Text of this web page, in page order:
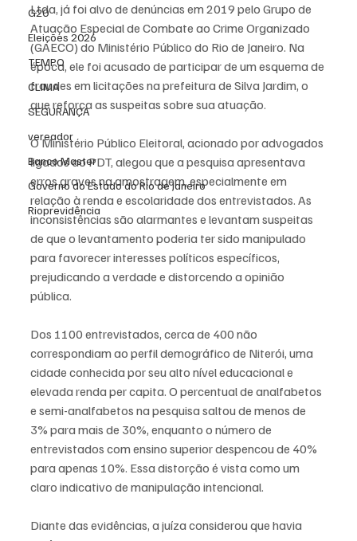
G20
Eleições 2026
TEMPO
CLIMA
SEGURANÇA
vereador
Banco Master
Governo do Estado do Rio de Janeiro
Rioprevidência
Ltda, já foi alvo de denúncias em 2019 pelo Grupo de
Atuação Especial de Combate ao Crime Organizado
(GAECO) do Ministério Público do Rio de Janeiro. Na
época, ele foi acusado de participar de um esquema de
fraudes em licitações na prefeitura de Silva Jardim, o
que reforça as suspeitas sobre sua atuação.
O Ministério Público Eleitoral, acionado por advogados
ligados ao PDT, alegou que a pesquisa apresentava
erros graves na amostragem, especialmente em
relação à renda e escolaridade dos entrevistados. As
inconsistências são alarmantes e levantam suspeitas
de que o levantamento poderia ter sido manipulado
para favorecer interesses políticos específicos,
prejudicando a verdade e distorcendo a opinião
pública.
Dos 1100 entrevistados, cerca de 400 não
correspondiam ao perfil demográfico de Niterói, uma
cidade conhecida por seu alto nível educacional e
elevada renda per capita. O percentual de analfabetos
e semi-analfabetos na pesquisa saltou de menos de
3% para mais de 30%, enquanto o número de
entrevistados com ensino superior despencou de 40%
para apenas 10%. Essa distorção é vista como um
claro indicativo de manipulação intencional.
Diante das evidências, a juíza considerou que havia